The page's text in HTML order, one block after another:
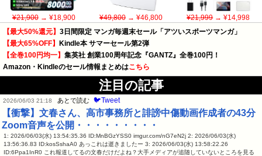
¥21,900→ ¥18,900 ¥49,800→ ¥46,800 ¥21,999→ ¥14,998
【最大50%還元】 3日間限定 マンガ毎週末セール「アツいスポーツマンガ」
【最大65%OFF】 Kindle本 サマーセール第2弾
【全巻100円均一】 集英社 創業100周年記念『GANTZ』全巻100円！
Amazon・Kindleのセール情報まとめはこちら
注目の記事
2026/06/03 21:18 あとで読む 🐦Tweet
【衝撃】文春さん、高市事務所と誹謗中傷動画作成者の43分
Zoom音声を公開・・・・・・・・・
1: 2026/06/03(水) 13:54:35.36 ID:MnBGzYSS0 imgur.com/nG7eN2j 2: 2026/06/03(水)
13:56:36.83 ID:kosSshaA0 あっこれは逝きましたー 3: 2026/06/03(水) 13:58:22.26
ID:6Ppa1InR0 これ報道してるの文春だけだよね？大手メディアが追随していないところを見る